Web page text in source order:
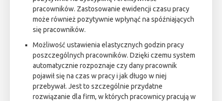
pracowników. Zastosowanie ewidencji czasu pracy
może również pozytywnie wpłynąć na spóźniających
się pracowników.
Możliwość ustawienia elastycznych godzin pracy
poszczególnych pracowników. Dzięki czemu system
automatycznie rozpoznaje czy dany pracownik
pojawił się na czas w pracy i jak długo w niej
przebywał. Jest to szczególnie przydatne
rozwiązanie dla firm, w których pracownicy pracują w